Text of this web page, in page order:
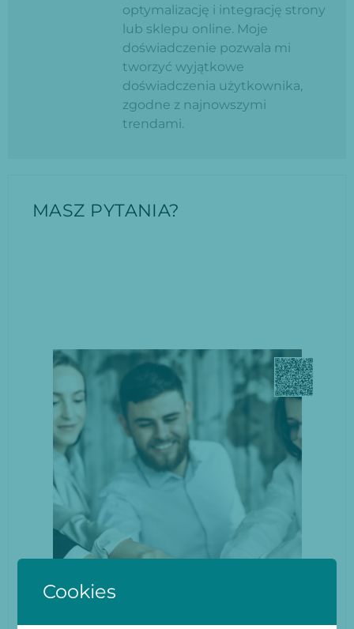
optymalizację i integrację strony
lub sklepu online. Moje
doświadczenie pozwala mi
tworzyć wyjątkowe
doświadczenia użytkownika,
zgodne z najnowszymi
trendami.
MASZ PYTANIA?
Cookies